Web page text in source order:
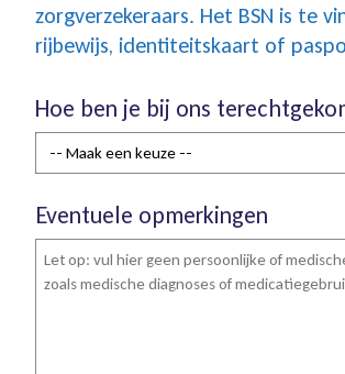
zorgverzekeraars. Het BSN is te
rijbewijs, identiteitskaart of
Hoe ben je bij ons
Eventuele opmerkingen